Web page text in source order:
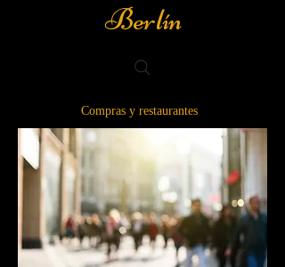
Berlín
Compras y restaurantes